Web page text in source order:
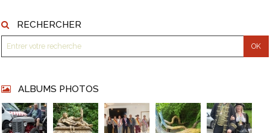
RECHERCHER
ALBUMS PHOTOS